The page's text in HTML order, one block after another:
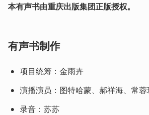
本有声书由重庆出版集团正版授权。
有声书制作
项目统筹：金雨卉
演播演员：图特哈蒙、郝祥海、常蓉
录音：苏苏